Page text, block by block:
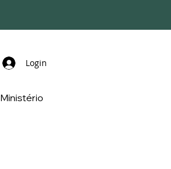
Login
Ministério